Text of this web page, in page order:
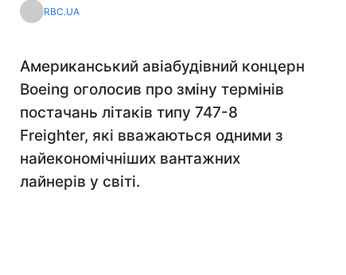
RBC.UA
Американський авіабудівний концерн
Boeing оголосив про зміну термінів
постачань літаків типу 747-8
Freighter, які вважаються одними з
найекономічніших вантажних
лайнерів у світі.